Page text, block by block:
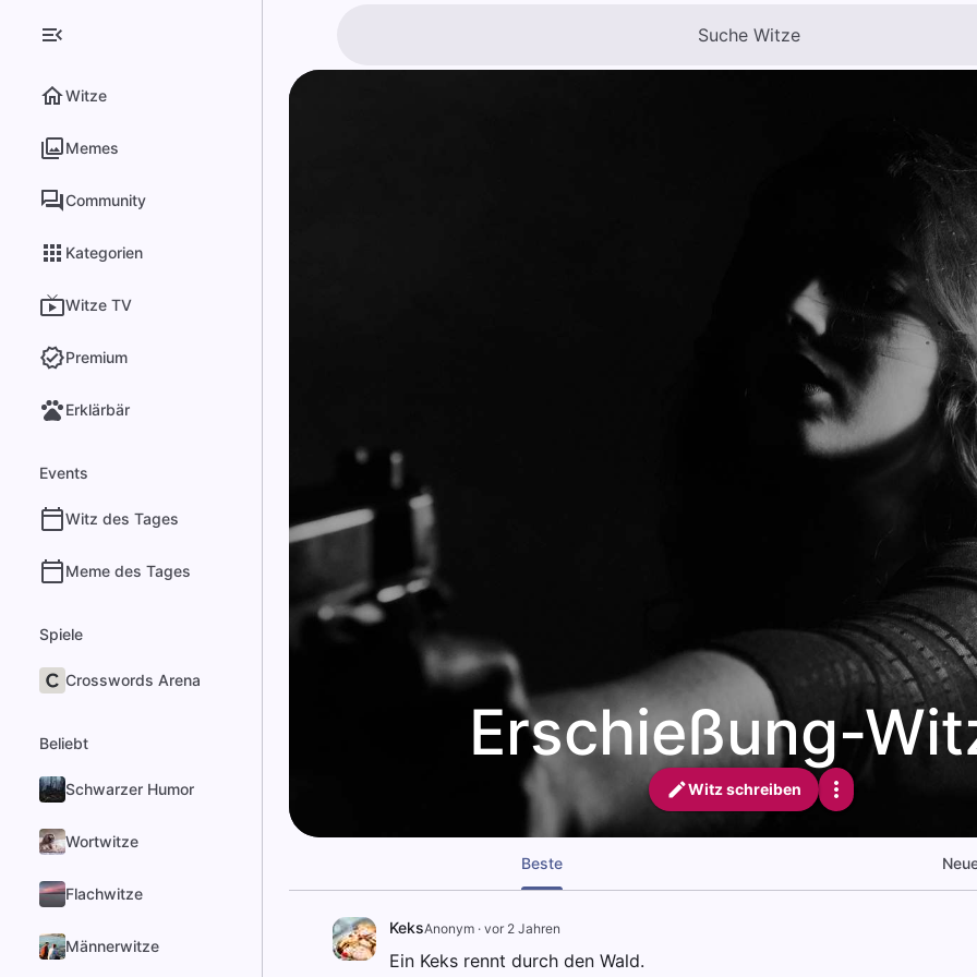
Witze
Memes
Community
Kategorien
Witze TV
Premium
Erklärbär
Events
Witz des Tages
Meme des Tages
Spiele
Crosswords Arena
Beliebt
Schwarzer Humor
Wortwitze
Flachwitze
Männerwitze
Erschießung-
Witz schreiben
Beste
KeksAnonym· vor 2 Jahren
Ein Keks rennt durch den Wald.